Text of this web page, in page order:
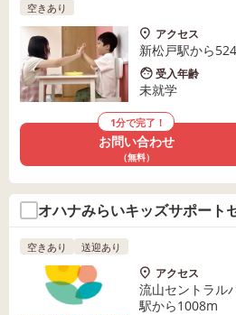
空きあり
アクセス
新松戸駅から
受入年齢
未就学
1分で完了！
お問い合わせ
（無料）
オハナみらいキッズサポート
空きあり 送迎あり
アクセス
流山セントラル
駅から1008m